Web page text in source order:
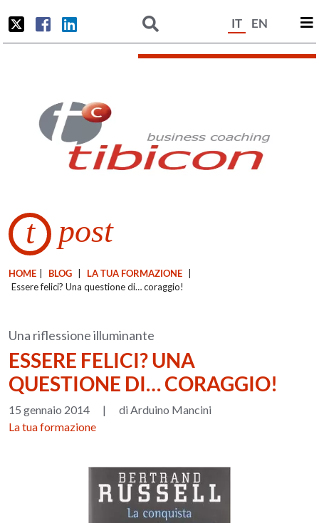
IT EN
t post
HOME BLOG LA TUA FORMAZIONE
Essere felici? Una questione di… coraggio!
Una riflessione illuminante
ESSERE FELICI? UNA
QUESTIONE DI… CORAGGIO!
15 gennaio 2014 |
di Arduino Mancini
La tua formazione